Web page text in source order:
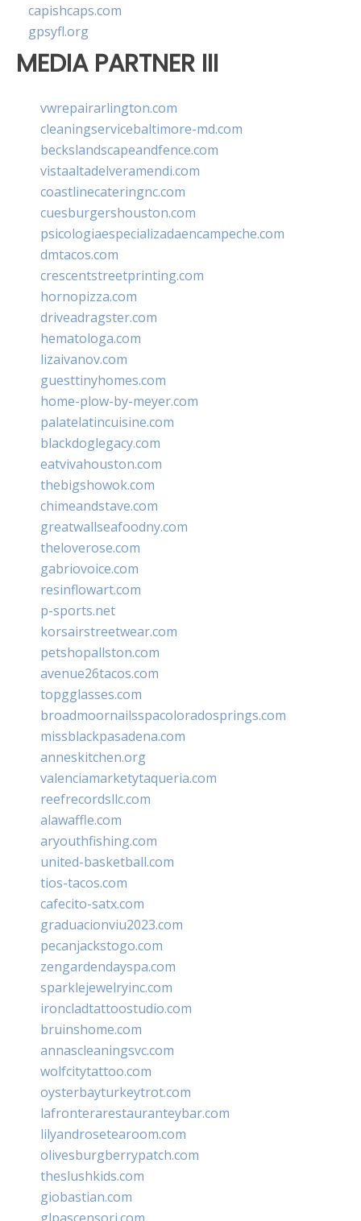
capishcaps.com
gpsyfl.org
MEDIA PARTNER III
vwrepairarlington.com
cleaningservicebaltimore-md.com
beckslandscapeandfence.com
vistaaltadelveramendi.com
coastlinecateringnc.com
cuesburgershouston.com
psicologiaespecializadaencampeche.com
dmtacos.com
crescentstreetprinting.com
hornopizza.com
driveadragster.com
hematologa.com
lizaivanov.com
guesttinyhomes.com
home-plow-by-meyer.com
palatelatincuisine.com
blackdoglegacy.com
eatvivahouston.com
thebigshowok.com
chimeandstave.com
greatwallseafoodny.com
theloverose.com
gabriovoice.com
resinflowart.com
p-sports.net
korsairstreetwear.com
petshopallston.com
avenue26tacos.com
topgglasses.com
broadmoornailsspacoloradosprings.com
missblackpasadena.com
anneskitchen.org
valenciamarketytaqueria.com
reefrecordsllc.com
alawaffle.com
aryouthfishing.com
united-basketball.com
tios-tacos.com
cafecito-satx.com
graduacionviu2023.com
pecanjackstogo.com
zengardendayspa.com
sparklejewelryinc.com
ironcladtattoostudio.com
bruinshome.com
annascleaningsvc.com
wolfcitytattoo.com
oysterbayturkeytrot.com
lafronterarestauranteybar.com
lilyandrosetearoom.com
olivesburgberrypatch.com
theslushkids.com
giobastian.com